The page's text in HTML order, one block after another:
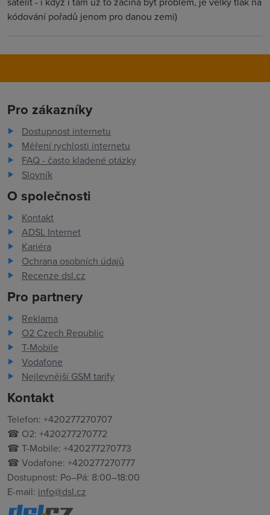
kódování pořadů jenom pro danou zemi)
Pro zákazníky
Dostupnost internetu
Měření rychlosti internetu
FAQ - často kladené otázky
Slovník
O společnosti
Kontakt
ADSL Internet
Kariéra
Ochrana osobních údajů
Recenze dsl.cz
Pro partnery
Reklama
O2 Czech Republic
T-Mobile
Vodafone
Nejlevnější GSM tarify
Kontakt
Telefon: +420277270707
☎ O2: +420277270772
☎ T-Mobile: +420277270773
☎ Vodafone: +420277270777
Dostupnost: Po–Pá: 8:00–18:00
E-mail: info@dsl.cz